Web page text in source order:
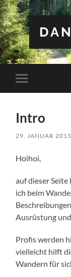
Mobile-
Menü
Intro
29. JANUAR 2015
Hoihoi,
auf dieser
ich beim
Ausrüstung
Profis werden
vielleicht hilft
Wandern für